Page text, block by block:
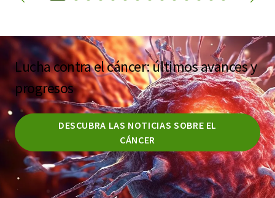
Lucha contra el cáncer: últimos avances y
progresos
DESCUBRA LAS NOTICIAS SOBRE EL
CÁNCER